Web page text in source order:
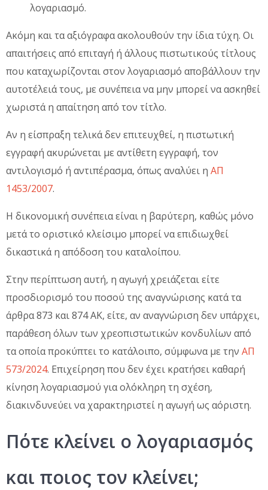
λογαριασμό.
Ακόμη και τα αξιόγραφα ακολουθούν την ίδια τύχη. Οι
απαιτήσεις από επιταγή ή άλλους πιστωτικούς τίτλους
που καταχωρίζονται στον λογαριασμό αποβάλλουν την
αυτοτέλειά τους, με συνέπεια να μην μπορεί να ασκηθεί
χωριστά η απαίτηση από τον τίτλο.
Αν η είσπραξη τελικά δεν επιτευχθεί, η πιστωτική
εγγραφή ακυρώνεται με αντίθετη εγγραφή, τον
αντιλογισμό ή αντιπέρασμα, όπως αναλύει η ΑΠ
1453/2007.
Η δικονομική συνέπεια είναι η βαρύτερη, καθώς μόνο
μετά το οριστικό κλείσιμο μπορεί να επιδιωχθεί
δικαστικά η απόδοση του καταλοίπου.
Στην περίπτωση αυτή, η αγωγή χρειάζεται είτε
προσδιορισμό του ποσού της αναγνώρισης κατά τα
άρθρα 873 και 874 ΑΚ, είτε, αν αναγνώριση δεν υπάρχει,
παράθεση όλων των χρεοπιστωτικών κονδυλίων από
τα οποία προκύπτει το κατάλοιπο, σύμφωνα με την ΑΠ
573/2024. Επιχείρηση που δεν έχει κρατήσει καθαρή
κίνηση λογαριασμού για ολόκληρη τη σχέση,
διακινδυνεύει να χαρακτηριστεί η αγωγή ως αόριστη.
Πότε κλείνει ο λογαριασμός
και ποιος τον κλείνει;